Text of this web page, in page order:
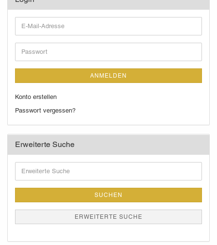
E-
Mail-
Adresse
Passwort
ANMELDEN
Konto erstellen
Passwort vergessen?
Erweiterte Suche
Suche
SUCHEN
ERWEITERTE SUCHE